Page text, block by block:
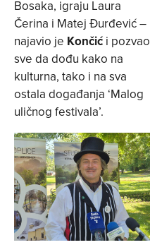
Bosaka, igraju Laura
Čerina i Matej Đurđević –
najavio je Končić i pozvao
sve da dođu kako na
kulturna, tako i na sva
ostala događanja ‘Malog
uličnog festivala’.